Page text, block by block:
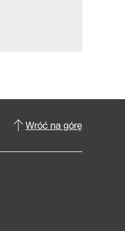
Wróć na górę